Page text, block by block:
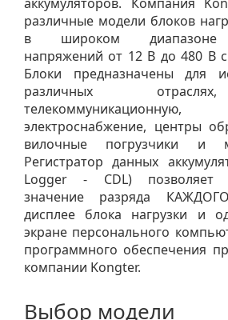
различные модели блоков
в широком диапазоне
напряжений от 12 В до 480 В
Блоки предназначены для
различных
электроснабжение, центры
вилочные погрузчики и
Регистратор данных
Logger - CDL) позволяет
значение разряда
дисплее блока нагрузки и
экране персонального
программного обеспечения
компании Kongter.
Выбор модели